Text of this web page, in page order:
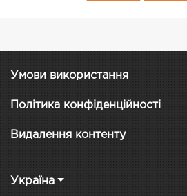
Умови використання
Політика конфіденційності
Видалення контенту
Україна